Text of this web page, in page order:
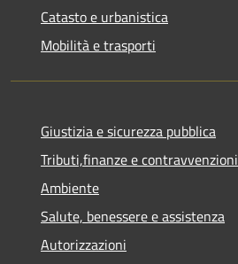
Catasto e urbanistica
Mobilità e trasporti
Giustizia e sicurezza pubblica
Tributi,finanze e contravvenzioni
Ambiente
Salute, benessere e assistenza
Autorizzazioni